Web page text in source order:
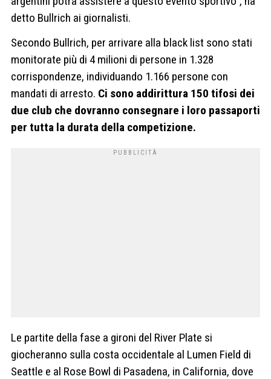
detto Bullrich ai giornalisti.
Secondo Bullrich, per arrivare alla black list sono stati
monitorate più di 4 milioni di persone in 1.328
corrispondenze, individuando 1.166 persone con
mandati di arresto. Ci sono addirittura 150 tifosi dei
due club che dovranno consegnare i loro passaporti
per tutta la durata della competizione.
Le partite della fase a gironi del River Plate si
giocheranno sulla costa occidentale al Lumen Field di
Seattle e al Rose Bowl di Pasadena, in California, dove